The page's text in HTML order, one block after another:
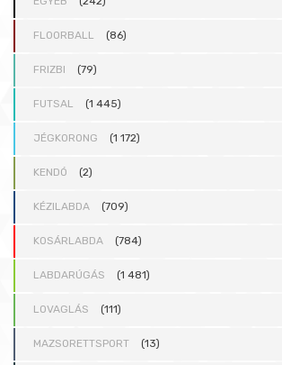
FLOORBALL (86)
FRIZBI (79)
FUTSAL (1 445)
JÉGKORONG (1 172)
KENDÓ (2)
KÉZILABDA (709)
KOSÁRLABDA (784)
LABDARÚGÁS (1 481)
LOVAGLÁS (111)
MAZSORETTSPORT (13)